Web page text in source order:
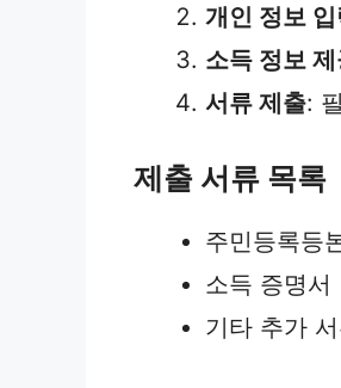
개인 정보 입
소득 정보
서류 제출:
제출 서류 목록
주민등록등
소득 증명서
기타 추가